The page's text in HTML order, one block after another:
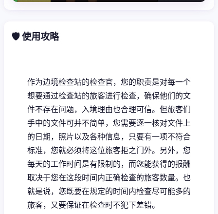
🛡️ 使用攻略
作为边境检查站的检查官，您的职责是对每一个
想要通过检查站的旅客进行检查，确保他们的文
件不存在问题，入境理由也合理可信。但旅客们
手中的文件可并不简单，您需要逐一核对文件上
的日期，照片以及各种信息，只要有一项不符合
标准，您就必须将这位旅客拒之门外。另外，您
每天的工作时间是有限制的，而您能获得的报酬
取决于您在这段时间内正确检查的旅客数量。也
就是说，您既要在规定的时间内检查尽可能多的
旅客，又要保证在检查时不犯下差错。